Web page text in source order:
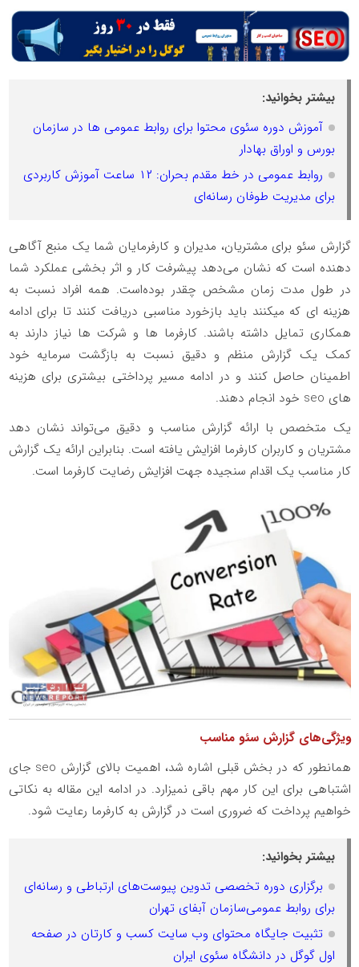
بیشتر بخوانید:
آموزش دوره سئوی محتوا برای روابط عمومی ها در سازمان
بورس و اوراق بهادار
روابط عمومی در خط مقدم بحران: ۱۲ ساعت آموزش کاربردی
برای مدیریت طوفان رسانه‌ای
گزارش سئو برای مشتریان، مدیران و کارفرمایان شما یک منبع آگاهی
دهنده است که نشان می‌دهد پیشرفت کار و اثر بخشی عملکرد شما
در طول مدت زمان مشخص چقدر بوده‌است. همه افراد نسبت به
هزینه ای که میکنند باید بازخورد مناسبی دریافت کنند تا برای ادامه
همکاری تمایل داشته باشند. کارفرما ها و شرکت ها نیاز دارند به
کمک یک گزارش منظم و دقیق نسبت به بازگشت سرمایه خود
اطمینان حاصل کنند و در ادامه مسیر پرداختی بیشتری برای هزینه
های seo خود انجام دهند.
یک متخصص با ارائه گزارش مناسب و دقیق می‌تواند نشان دهد
مشتریان و کاربران کارفرما افزایش یافته است. بنابراین ارائه یک گزارش
کار مناسب یک اقدام سنجیده جهت افزایش رضایت کارفرما است.
ویژگی‌های گزارش سئو مناسب
همانطور که در بخش قبلی اشاره شد، اهمیت بالای گزارش seo جای
اشتباهی برای این کار مهم باقی نمیزارد. در ادامه این مقاله به نکاتی
خواهیم پرداخت که ضروری است در گزارش به کارفرما رعایت شود.
بیشتر بخوانید:
برگزاری دوره تخصصی تدوین پیوست‌های ارتباطی و رسانه‌ای
برای روابط عمومی‌سازمان آبفای تهران
تثبیت جایگاه محتوای وب سایت کسب و کارتان در صفحه
اول گوگل در دانشگاه سئوی ایران